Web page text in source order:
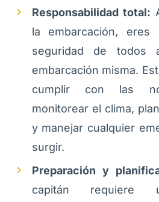
Responsabilidad total:
la embarcación, eres
seguridad de
embarcación misma.
cumplir con las
monitorear el clima,
y manejar cualquier
surgir.
Preparación y
capitán requiere